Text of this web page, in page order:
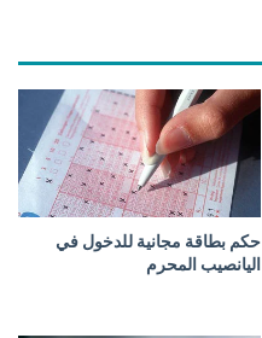
حكم بطاقة مجانية للدخول في
اليانصيب المحرم